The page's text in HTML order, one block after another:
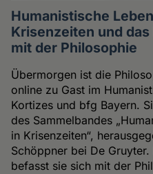
Humanistische
Krisenzeiten und
mit der Philosophie
Übermorgen ist die
online zu Gast im
Kortizes und bfg Bayern.
des Sammelbandes
in Krisenzeiten“,
Schöppner bei De
befasst sie sich mit der